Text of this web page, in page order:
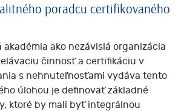
poradcu certifikovaného
ako nezávislá organizácia
činnosť a certifikáciu v
s nehnuteľnosťami vydáva tento
úlohou je definovať základné
ktoré by mali byť integrálnou